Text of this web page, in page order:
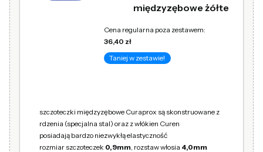
międzyzębowe żółte
Cena regularna poza zestawem:
36,40 zł
Taniej w zestawie!
szczoteczki międzyzębowe Curaprox są skonstruowane z
rdzenia (specjalna stal) oraz z włókien Curen
posiadają bardzo niezwykłą elastyczność
rozmiar szczoteczek 0,9mm, rozstaw włosia 4,0mm